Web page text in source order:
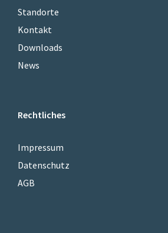
Standorte
Kontakt
Downloads
News
Rechtliches
Impressum
Datenschutz
AGB